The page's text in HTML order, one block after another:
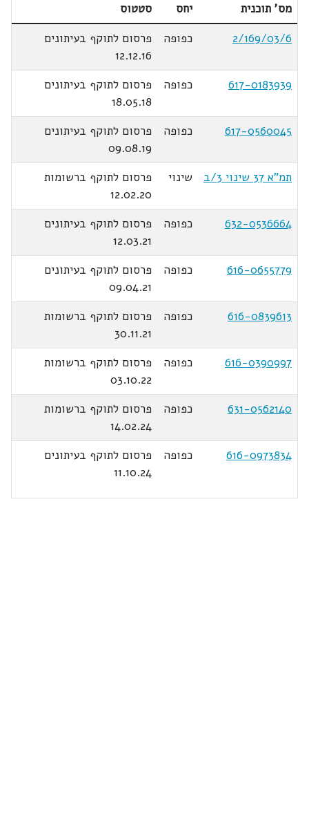
מס' תוכנית
יחס
סטטוס
2/169/03/6
כפופה
פרסום לתוקף בעיתונים
12.12.16
617-0183939
כפופה
פרסום לתוקף בעיתונים
18.05.18
617-0560045
כפופה
פרסום לתוקף בעיתונים
09.08.19
תמ"א 37 שינוי 3/ב
שינוי
פרסום לתוקף ברשומות
12.02.20
632-0536664
כפופה
פרסום לתוקף בעיתונים
12.03.21
616-0655779
כפופה
פרסום לתוקף בעיתונים
09.04.21
616-0839613
כפופה
פרסום לתוקף ברשומות
30.11.21
616-0390997
כפופה
פרסום לתוקף ברשומות
03.10.22
631-0562140
כפופה
פרסום לתוקף ברשומות
14.02.24
616-0973834
כפופה
פרסום לתוקף בעיתונים
11.10.24